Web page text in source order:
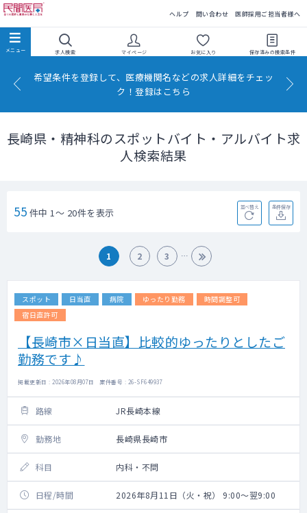
ヘルプ 問い合わせ 医師採用ご担当者様へ
求人検索 マイページ お気に入り 保存済みの検索条件
希望条件を登録して、医療機関名などの求人詳細をチェッ
ク！登録はこちら
長崎県・精神科のスポットバイト・アルバイト求
人検索結果
55 件中 1～ 20件を表示 並べ替え 条件保存
1 2 3
スポット 日当直 病院 ゆったり勤務
時間調整可
宿日直許可
【長崎市×日当直】比較的ゆったりとしたご
勤務です♪
掲載更新日 : 2026年08月07日 案件番号 : 26-SF649937
路線 JR長崎本線
勤務地 長崎県長崎市
科目 内科・不問
日程/時間 2026年8月11日（火・祝） 9:00～翌9:00